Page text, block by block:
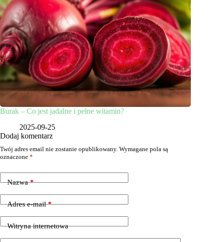
Burak – Co jest jadalne i pełne witamin?
2025-09-25
Dodaj komentarz
Twój adres email nie zostanie opublikowany. Wymagane pola są
oznaczone *
Nazwa*
Adres e-mail*
Witryna internetowa